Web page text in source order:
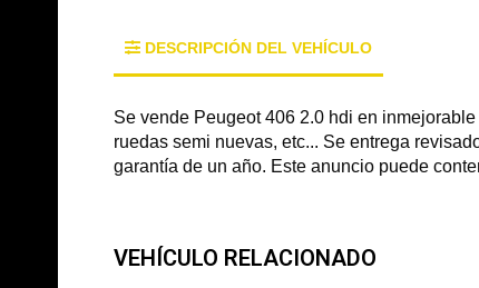
DESCRIPCIÓN DEL VEHÍCULO
Se vende Peugeot 406 2.0 hdi en
ruedas semi nuevas, etc... Se entrega
garantía de un año. Este anuncio puede
VEHÍCULO RELACIONADO